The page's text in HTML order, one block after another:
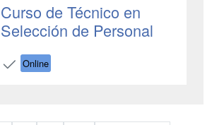
Curso de Técnico en
Selección de Personal
Online